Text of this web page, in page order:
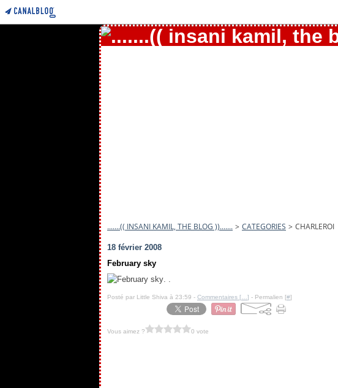
.......(( INSANI KAMIL, THE BLOG ))....... > CATEGORIES > CHARLEROI
18 février 2008
February sky
. .
Posté par Little Shiva à 23:59 - Commentaires [ ] - Permalien [#]
Vous aimez ? 0 vote